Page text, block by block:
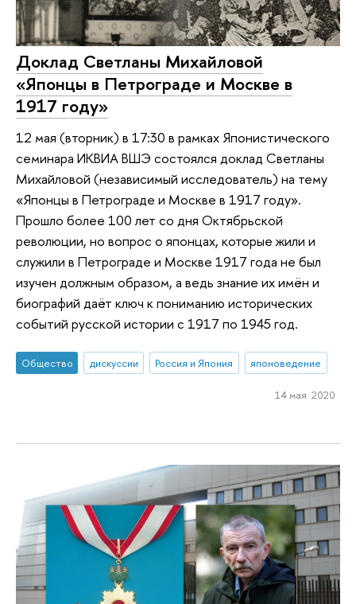
Доклад Светланы Михайловой
«Японцы в Петрограде и Москве в
1917 году»
12 мая (вторник) в 17:30 в рамках Японистического
семинара ИКВИА ВШЭ состоялся доклад Светланы
Михайловой (независимый исследователь) на тему
«Японцы в Петрограде и Москве в 1917 году».
Прошло более 100 лет со дня Октябрьской
революции, но вопрос о японцах, которые жили и
служили в Петрограде и Москве 1917 года не был
изучен должным образом, а ведь знание их имён и
биографий даёт ключ к пониманию исторических
событий русской истории с 1917 по 1945 год.
Общество дискуссии Россия и Япония японоведение
14 мая 2020